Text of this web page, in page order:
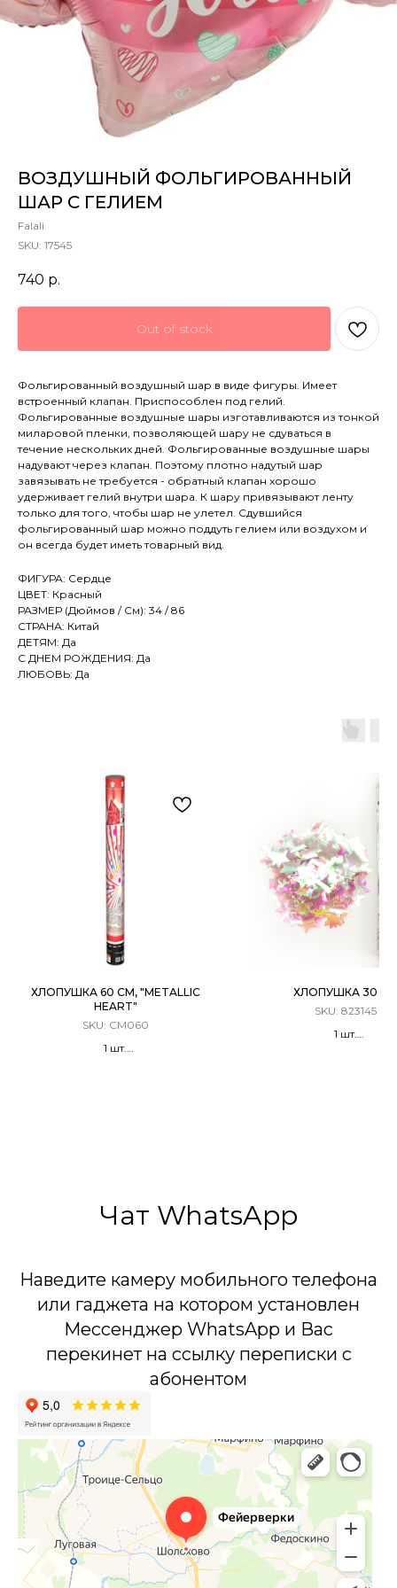
ВОЗДУШНЫЙ ФОЛЬГИРОВАННЫЙ
ШАР С ГЕЛИЕМ
Falali
SKU: 17545
740 р.
Out of stock
Фольгированный воздушный шар в виде фигуры. Имеет
встроенный клапан. Приспособлен под гелий.
Фольгированные воздушные шары изготавливаются из тонкой
миларовой пленки, позволяющей шару не сдуваться в
течение нескольких дней. Фольгированные воздушные шары
надувают через клапан. Поэтому плотно надутый шар
завязывать не требуется - обратный клапан хорошо
удерживает гелий внутри шара. К шару привязывают ленту
только для того, чтобы шар не улетел. Сдувшийся
фольгированный шар можно поддуть гелием или воздухом и
он всегда будет иметь товарный вид.
ФИГУРА: Сердце
ЦВЕТ: Красный
РАЗМЕР (Дюймов / См): 34 / 86
СТРАНА: Китай
ДЕТЯМ: Да
С ДНЕМ РОЖДЕНИЯ: Да
ЛЮБОВЬ: Да
ХЛОПУШКА 60 СМ, "METALLIC
HEART"
SKU: CM060
1 шт.
ХЛОПУШКА 30 СМ
SKU: 823145
1 шт.
Чат WhatsApp
Наведите камеру мобильного телефона
или гаджета на котором установлен
Мессенджер WhatsApp и Вас
перекинет на ссылку переписки с
абонентом